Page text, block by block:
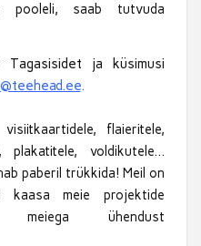
pooleli, saab tutvuda
Tagasisidet ja küsimusi
.
flaieritele,
plakatitele, voldikutele…
paberil trükkida! Meil on
kaasa meie projektide
meiega ühendust